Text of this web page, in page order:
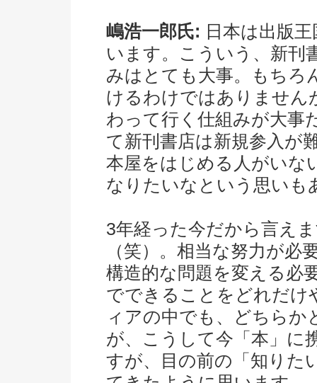
嶋浩一郎氏: 日本は出版
います。こういう、新刊
みはとても大事。もちろ
けるわけではありません
わって行く仕組みが大事
て新刊書店は新規参入が
本屋をはじめる人がいな
なりたいなという思いも
3年経った今だから言え
（笑）。相当な努力が
構造的な問題を変える必
でできることをどれだけ
ィアの中でも、どちら
が、こうして今「本」に
すが、目の前の「知りた